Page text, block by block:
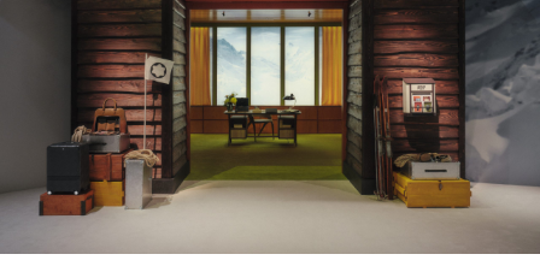
BEAUTY OF LIFE!
—